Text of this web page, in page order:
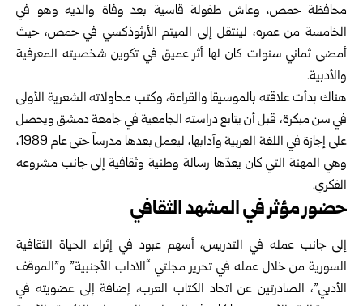
محافظةحمص، وعاش طفولة قاسية بعد وفاة والديه وهو في
الخامسة من عمره، لينتقل إلى الميتم الأرثوذكسي في حمص، حيث
أمضى ثماني سنوات كان لها أثر عميق في تكوين شخصيته المعرفية
والأدبية.
هناك بدأت علاقته بالموسيقا والقراءة، وكتب محاولاته الشعرية الأولى
في سن مبكرة، قبل أن يتابع دراسته الجامعية في جامعة دمشق ويحصل
على إجازة في اللغة العربية وآدابها، ليعمل بعدها مدرساً حتى عام 1989،
وهي المهنة التي كان يعدّها رسالة وطنية وثقافية إلى جانب مشروعه
الفكري.
حضور مؤثر في المشهد الثقافي
إلى جانب عمله في التدريس، أسهم عبود في إثراء الحياة الثقافية
السورية من خلال عمله في تحرير مجلتي “الآداب الأجنبية” و”الموقف
الأدبي”، الصادرتين عن اتحاد الكتاب العرب، إضافة إلى عضويته في